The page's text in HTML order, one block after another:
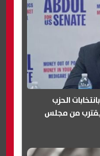
الحزب
من مجلس